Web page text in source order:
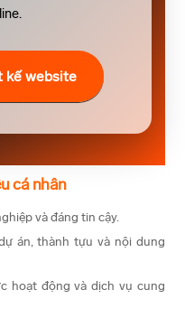
kế website
cá nhân
và đáng tin cậy.
án, thành tựu và nội dung
hoạt động và dịch vụ cung